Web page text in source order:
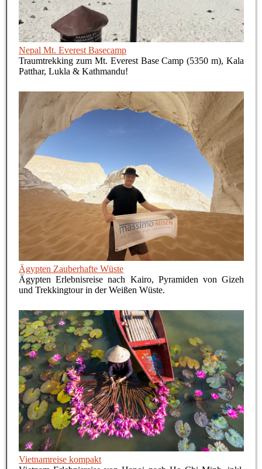
Nepal Mt. Everest Basecamp
Traumtrekking zum Mt. Everest Base Camp (5350 m), Kala
Patthar, Lukla & Kathmandu!
Ägypten Zauberhafte Wüste
Ägypten Erlebnisreise nach Kairo, Pyramiden von Gizeh
und Trekkingtour in der Weißen Wüste.
Vietnamreise kompakt